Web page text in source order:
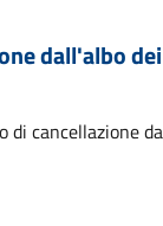
dall'albo
di cancellazione